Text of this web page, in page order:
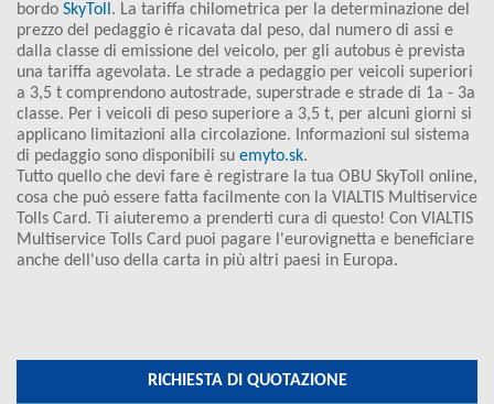
bordo SkyToll . La tariffa chilometrica per la determinazione del
prezzo del pedaggio è ricavata dal peso, dal numero di assi e
dalla classe di emissione del veicolo, per gli autobus è prevista
una tariffa agevolata. Le strade a pedaggio per veicoli superiori
a 3,5 t comprendono autostrade, superstrade e strade di 1a - 3a
classe. Per i veicoli di peso superiore a 3,5 t, per alcuni giorni si
applicano limitazioni alla circolazione. Informazioni sul sistema
di pedaggio sono disponibili su emyto.sk.
Tutto quello che devi fare è registrare la tua OBU SkyToll online,
cosa che può essere fatta facilmente con la VIALTIS Multiservice
Tolls Card. Ti aiuteremo a prenderti cura di questo! Con VIALTIS
Multiservice Tolls Card puoi pagare l'eurovignetta e beneficiare
anche dell'uso della carta in più altri paesi in Europa.
RICHIESTA DI QUOTAZIONE